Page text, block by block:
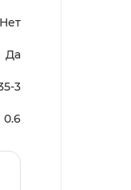
Нет
Да
3
0.6